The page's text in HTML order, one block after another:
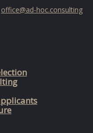
office@ad-hoc.consulting